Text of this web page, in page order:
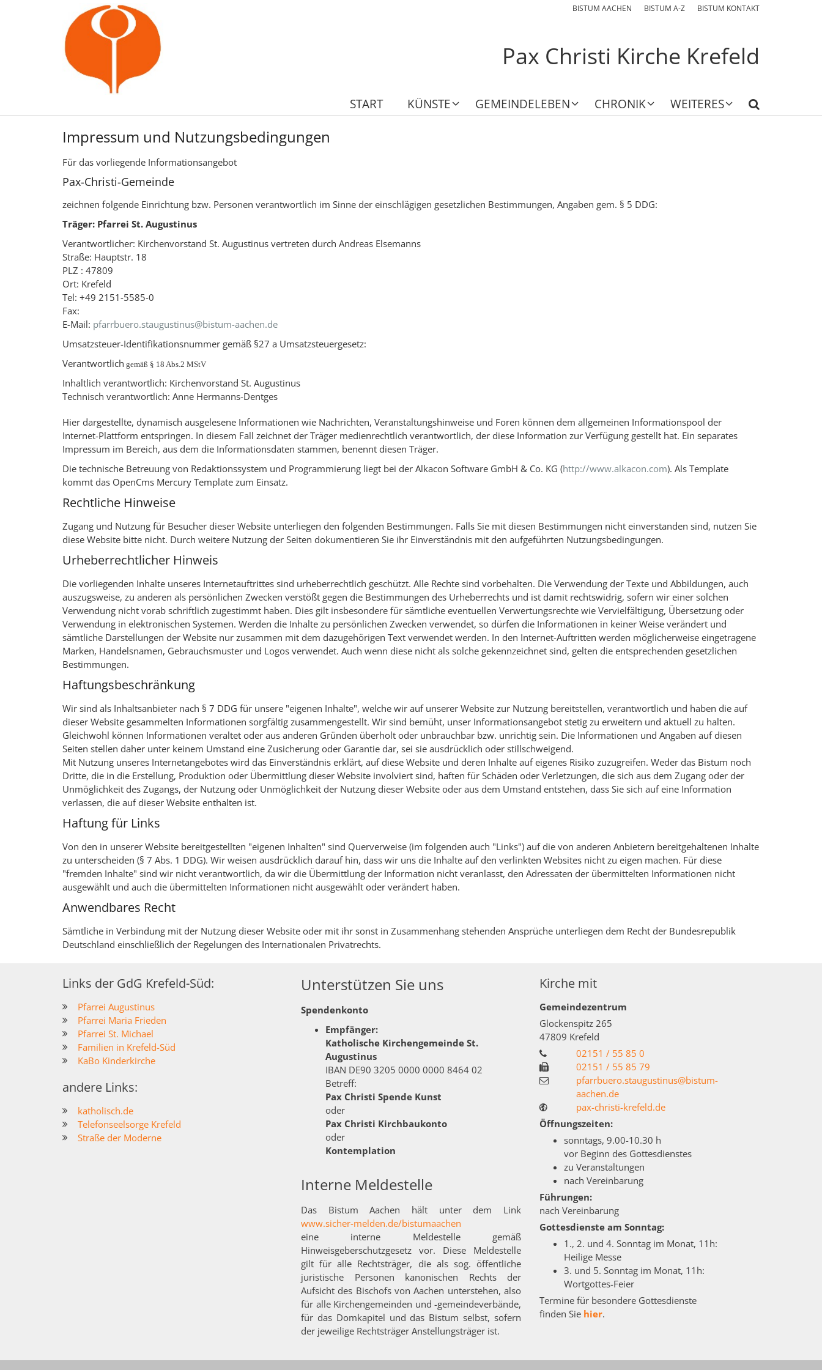
BISTUM AACHEN BISTUM A-Z BISTUM KONTAKT
Pax Christi Kirche Krefeld
START KÜNSTE GEMEINDELEBEN CHRONIK WEITERES
Impressum und Nutzungsbedingungen
Für das vorliegende Informationsangebot
Pax-Christi-Gemeinde
zeichnen folgende Einrichtung bzw. Personen verantwortlich im Sinne der einschlägigen gesetzlichen Bestimmungen, Angaben gem. § 5 DDG:
Träger: Pfarrei St. Augustinus
Verantwortlicher: Kirchenvorstand St. Augustinus vertreten durch Andreas Elsemanns
Straße: Hauptstr. 18
PLZ : 47809
Ort: Krefeld
Tel: +49 2151-5585-0
Fax:
E-Mail: pfarrbuero.staugustinus@bistum-aachen.de
Umsatzsteuer-Identifikationsnummer gemäß §27 a Umsatzsteuergesetz:
Verantwortlich gemäß § 18 Abs.2 MStV
Inhaltlich verantwortlich: Kirchenvorstand St. Augustinus
Technisch verantwortlich: Anne Hermanns-Dentges
Hier dargestellte, dynamisch ausgelesene Informationen wie Nachrichten, Veranstaltungshinweise und Foren können dem allgemeinen Informationspool der
Internet-Plattform entspringen. In diesem Fall zeichnet der Träger medienrechtlich verantwortlich, der diese Information zur Verfügung gestellt hat. Ein separates
Impressum im Bereich, aus dem die Informationsdaten stammen, benennt diesen Träger.
Die technische Betreuung von Redaktionssystem und Programmierung liegt bei der Alkacon Software GmbH & Co. KG (http://www.alkacon.com). Als Template
kommt das OpenCms Mercury Template zum Einsatz.
Rechtliche Hinweise
Zugang und Nutzung für Besucher dieser Website unterliegen den folgenden Bestimmungen. Falls Sie mit diesen Bestimmungen nicht einverstanden sind, nutzen Sie
diese Website bitte nicht. Durch weitere Nutzung der Seiten dokumentieren Sie ihr Einverständnis mit den aufgeführten Nutzungsbedingungen.
Urheberrechtlicher Hinweis
Die vorliegenden Inhalte unseres Internetauftrittes sind urheberrechtlich geschützt. Alle Rechte sind vorbehalten. Die Verwendung der Texte und Abbildungen, auch
auszugsweise, zu anderen als persönlichen Zwecken verstößt gegen die Bestimmungen des Urheberrechts und ist damit rechtswidrig, sofern wir einer solchen
Verwendung nicht vorab schriftlich zugestimmt haben. Dies gilt insbesondere für sämtliche eventuellen Verwertungsrechte wie Vervielfältigung, Übersetzung oder
Verwendung in elektronischen Systemen. Werden die Inhalte zu persönlichen Zwecken verwendet, so dürfen die Informationen in keiner Weise verändert und
sämtliche Darstellungen der Website nur zusammen mit dem dazugehörigen Text verwendet werden. In den Internet-Auftritten werden möglicherweise eingetragene
Marken, Handelsnamen, Gebrauchsmuster und Logos verwendet. Auch wenn diese nicht als solche gekennzeichnet sind, gelten die entsprechenden gesetzlichen
Bestimmungen.
Haftungsbeschränkung
Wir sind als Inhaltsanbieter nach § 7 DDG für unsere "eigenen Inhalte", welche wir auf unserer Website zur Nutzung bereitstellen, verantwortlich und haben die auf
dieser Website gesammelten Informationen sorgfältig zusammengestellt. Wir sind bemüht, unser Informationsangebot stetig zu erweitern und aktuell zu halten.
Gleichwohl können Informationen veraltet oder aus anderen Gründen überholt oder unbrauchbar bzw. unrichtig sein. Die Informationen und Angaben auf diesen
Seiten stellen daher unter keinem Umstand eine Zusicherung oder Garantie dar, sei sie ausdrücklich oder stillschweigend.
Mit Nutzung unseres Internetangebotes wird das Einverständnis erklärt, auf diese Website und deren Inhalte auf eigenes Risiko zuzugreifen. Weder das Bistum noch
Dritte, die in die Erstellung, Produktion oder Übermittlung dieser Website involviert sind, haften für Schäden oder Verletzungen, die sich aus dem Zugang oder der
Unmöglichkeit des Zugangs, der Nutzung oder Unmöglichkeit der Nutzung dieser Website oder aus dem Umstand entstehen, dass Sie sich auf eine Information
verlassen, die auf dieser Website enthalten ist.
Haftung für Links
Von den in unserer Website bereitgestellten "eigenen Inhalten" sind Querverweise (im folgenden auch "Links") auf die von anderen Anbietern bereitgehaltenen Inhalte
zu unterscheiden (§ 7 Abs. 1 DDG). Wir weisen ausdrücklich darauf hin, dass wir uns die Inhalte auf den verlinkten Websites nicht zu eigen machen. Für diese
"fremden Inhalte" sind wir nicht verantwortlich, da wir die Übermittlung der Information nicht veranlasst, den Adressaten der übermittelten Informationen nicht
ausgewählt und auch die übermittelten Informationen nicht ausgewählt oder verändert haben.
Anwendbares Recht
Sämtliche in Verbindung mit der Nutzung dieser Website oder mit ihr sonst in Zusammenhang stehenden Ansprüche unterliegen dem Recht der Bundesrepublik
Deutschland einschließlich der Regelungen des Internationalen Privatrechts.
Links der GdG Krefeld-Süd:
Pfarrei Augustinus
Pfarrei Maria Frieden
Pfarrei St. Michael
Familien in Krefeld-Süd
KaBo Kinderkirche
andere Links:
katholisch.de
Telefonseelsorge Krefeld
Straße der Moderne
Unterstützen Sie uns
Spendenkonto
Empfänger:
Katholische Kirchengemeinde St.
Augustinus
IBAN DE90 3205 0000 0000 8464 02
Betreff:
Pax Christi Spende Kunst
oder
Pax Christi Kirchbaukonto
oder
Kontemplation
Interne Meldestelle
Das Bistum Aachen hält unter dem Link
www.sicher-melden.de/bistumaachen
eine interne Meldestelle gemäß
Hinweisgeberschutzgesetz vor. Diese Meldestelle
gilt für alle Rechtsträger, die als sog. öffentliche
juristische Personen kanonischen Rechts der
Aufsicht des Bischofs von Aachen unterstehen, also
für alle Kirchengemeinden und -gemeindeverbände,
für das Domkapitel und das Bistum selbst, sofern
der jeweilige Rechtsträger Anstellungsträger ist.
Kirche mit
Gemeindezentrum
Glockenspitz 265
47809 Krefeld
02151 / 55 85 0
02151 / 55 85 79
pfarrbuero.staugustinus@bistum-
aachen.de
pax-christi-krefeld.de
Öffnungszeiten:
sonntags, 9.00-10.30 h
vor Beginn des Gottesdienstes
zu Veranstaltungen
nach Vereinbarung
Führungen:
nach Vereinbarung
Gottesdienste am Sonntag:
1., 2. und 4. Sonntag im Monat, 11h:
Heilige Messe
3. und 5. Sonntag im Monat, 11h:
Wortgottes-Feier
Termine für besondere Gottesdienste
finden Sie hier.